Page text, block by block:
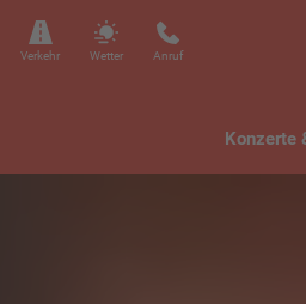
Verkehr Wetter Anruf
Konzerte